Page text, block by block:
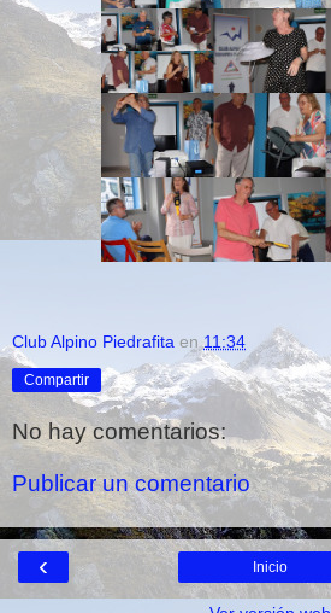
Club Alpino Piedrafita en11:34
Compartir
No hay comentarios:
Publicar un comentario
‹ Inicio